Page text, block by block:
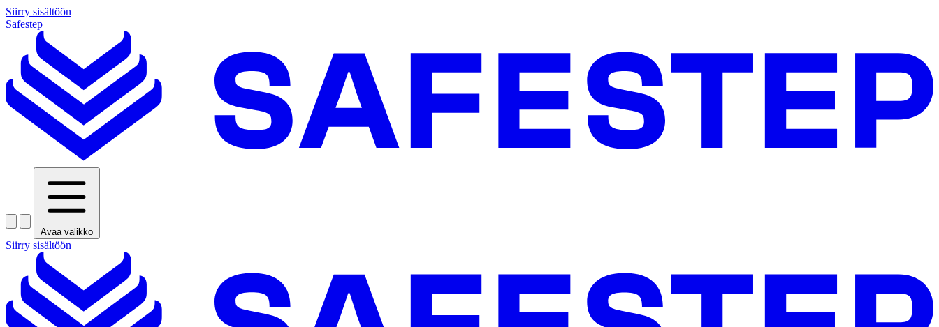
Siirry sisältöön
Safestep
Avaa valikko
Siirry sisältöön